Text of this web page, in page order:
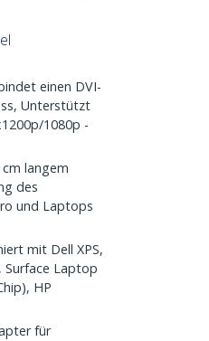
einen DVI-
Unterstützt
1080p -
cm langem
des
und Laptops
mit Dell XPS,
Surface Laptop
HP
für